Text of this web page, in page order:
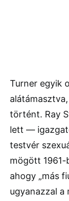
Turner egyik
történt. Ray
lett —
testvér
mögött
ahogy „más
ugyanazzal a